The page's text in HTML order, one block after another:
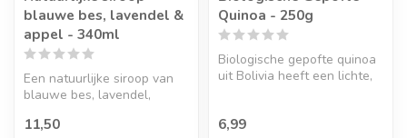
blauwe bes, lavendel &
appel - 340ml
Een natuurlijke siroop van
blauwe bes, lavendel,
gemaakt va...
11,50
Quinoa - 250g
Biologische gepofte quinoa
uit Bolivia heeft een lichte,
6,99